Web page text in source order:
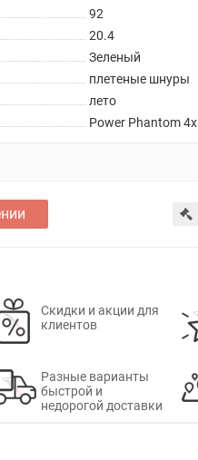
92
20.4
Зеленый
плетеные шнуры
лето
Power Phantom 4x
Скидки и акции для
клиентов
Разные варианты
быстрой и
недорогой доставки